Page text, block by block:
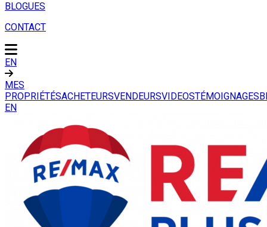
BLOGUES
CONTACT
EN
MES
PROPRIÉTÉSACHETEURSVENDEURSVIDEOSTÉMOIGNAGES
EN